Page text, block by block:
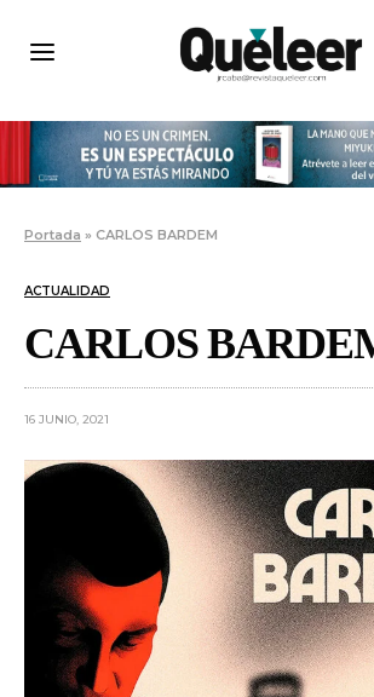
Portada »CARLOS BARDEM
ACTUALIDAD
CARLOS
16 JUNIO, 2021